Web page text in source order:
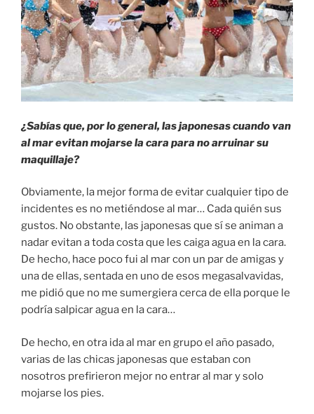
¿Sabías que, por lo general, las japonesas cuando van
al mar evitan mojarse la cara para no arruinar su
maquillaje?
Obviamente, la mejor forma de evitar cualquier tipo de
incidentes es no metiéndose al mar… Cada quién sus
gustos. No obstante, las japonesas que sí se animan a
nadar evitan a toda costa que les caiga agua en la cara.
De hecho, hace poco fui al mar con un par de amigas y
una de ellas, sentada en uno de esos megasalvavidas,
me pidió que no me sumergiera cerca de ella porque le
podría salpicar agua en la cara…
De hecho, en otra ida al mar en grupo el año pasado,
varias de las chicas japonesas que estaban con
nosotros prefirieron mejor no entrar al mar y solo
mojarse los pies.